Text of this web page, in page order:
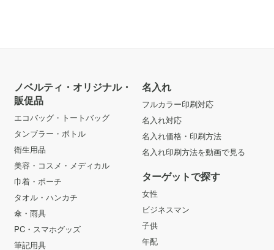
ノベルティ・オリジナル・
販促品
エコバッグ・トートバッグ
タンブラー・ボトル
衛生用品
美容・コスメ・メディカル
巾着・ポーチ
タオル・ハンカチ
傘・雨具
PC・スマホグッズ
筆記用具
名入れ
フルカラー印刷対応
名入れ対応
名入れ価格・印刷方法
名入れ印刷方法を動画で見る
ターゲットで探す
女性
ビジネスマン
子供
年配